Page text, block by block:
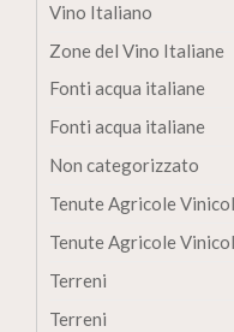
Vino Italiano
Zone del Vino Italiane
Fonti acqua italiane
Fonti acqua italiane
Non categorizzato
Tenute Agricole
Tenute Agricole
Terreni
Terreni